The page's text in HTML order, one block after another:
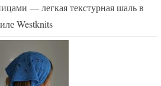
— легкая текстурная шаль в
Westknits